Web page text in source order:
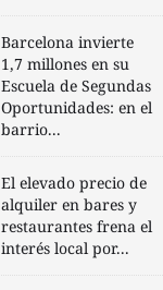
Barcelona invierte
1,7 millones en su
Escuela de Segundas
Oportunidades: en el
barrio...
El elevado precio de
alquiler en bares y
restaurantes frena el
interés local por...